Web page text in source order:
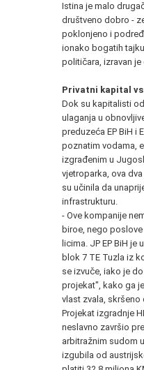
Istina je malo
društveno dobro -
poklonjeno i
ionako bogatih
političara, izravan je
Privatni kapital
Dok su kapitalisti
ulaganja u
preduzeća EP BiH i
poznatim vodama,
izgrađenim u
vjetroparka, ova
su učinila da
infrastrukturu.
- Ove kompanije
biroe, nego
licima. JP EP BiH
blok 7 TE Tuzla iz
se izvuče, iako je
projekat", kako ga
vlast zvala, skršeno
Projekat izgradnje
neslavno završio
arbitražnim sudom
izgubila od